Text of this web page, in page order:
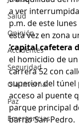
Salud
Opinión
Accidentes
Seguridad
Ola Invernal
Paz
Emergencias
a ver
p.m. de este
esta vez en zona
'capital cafetera
el homicidio de
carrera 52 con
superior del túnel
acceso al puente
parque principal
barrio San Pedro.